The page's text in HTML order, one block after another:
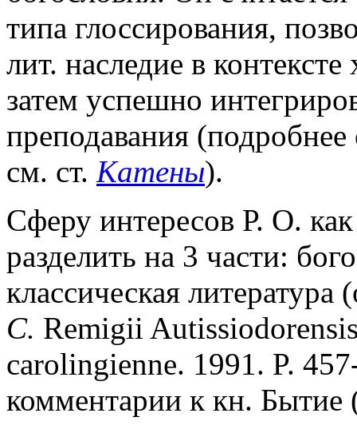
типа глоссирования,
лит. наследие в
затем успешно
преподавания
см. ст. Катены).
Сферу интересов Р. О.
разделить на 3 части:
классическая
C. Remigii
carolingienne. 1991. P.
комментарии к кн. Бытие